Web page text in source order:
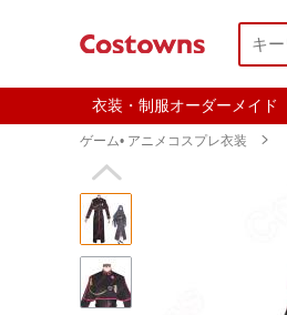
衣装・制服オーダーメイド
ゲーム• アニメコスプレ衣装 
